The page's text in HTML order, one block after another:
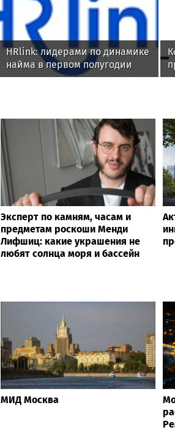
HRlink: лидерами по динамике
найма в первом полугодии
стали компании из ритейла,
Эксперт по камням, часам и
предметам роскоши Менди
Лифшиц: какие украшения не
любят солнца моря и бассейн
МИД Москва